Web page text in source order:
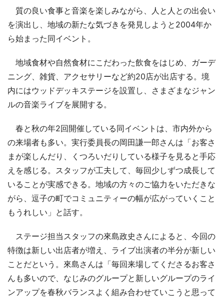
質の良い食事と音楽を楽しみながら、人と人との出会い
を演出し、地域の新たな気づきを発見しようと2004年か
ら始まった同イベント。
地域食材や自然食材にこだわった飲食をはじめ、ガーデ
ニング、雑貨、アクセサリーなど約20店が出店する。境
内にはウッドデッキステージを設置し、さまざまなジャン
ルの音楽ライブを展開する。
春と秋の年2回開催している同イベントは、市内外から
の来場者も多い。実行委員長の岡田謙一郎さんは「お客さ
まが楽しんだり、くつろいだりしている様子を見ると手応
えを感じる。スタッフが工夫して、毎回少しずつ成長して
いることが実感できる。地域の方々のご協力をいただきな
がら、逗子の町でコミュニティーの幅が広がっていくこと
もうれしい」と話す。
ステージ担当スタッフの來島政史さんによると、今回の
特徴は新しい出店者が増え、ライブ出演者の半分が新しい
ことだという。來島さんは「毎回来場してくださるお客さ
んも多いので、なじみのグループと新しいグループのライ
ンアップを春秋バランスよく組み合わせていこうと思って